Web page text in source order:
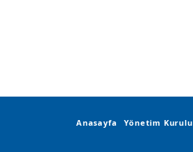
Anasayfa Yönetim Kurulu